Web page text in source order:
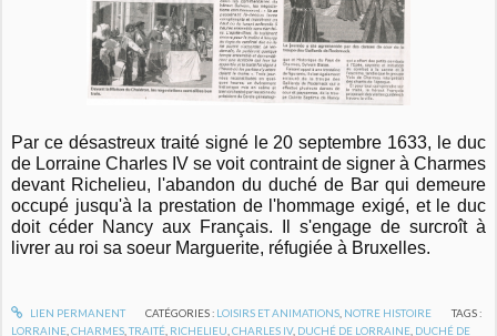
Par ce désastreux traité signé le 20 septembre 1633, le duc
de Lorraine Charles IV se voit contraint de signer à Charmes
devant Richelieu, l'abandon du duché de Bar qui demeure
occupé jusqu'à la prestation de l'hommage exigé, et le duc
doit céder Nancy aux Français. Il s'engage de surcroît à
livrer au roi sa soeur Marguerite, réfugiée à Bruxelles.
LIEN PERMANENT CATÉGORIES : LOISIRS ET ANIMATIONS, NOTRE HISTOIRE
TAGS :
LORRAINE ,CHARMES ,TRAITÉ RICHELIEU ,CHARLES IV, DUCHÉ DE LORRAINE DUCHÉ DE